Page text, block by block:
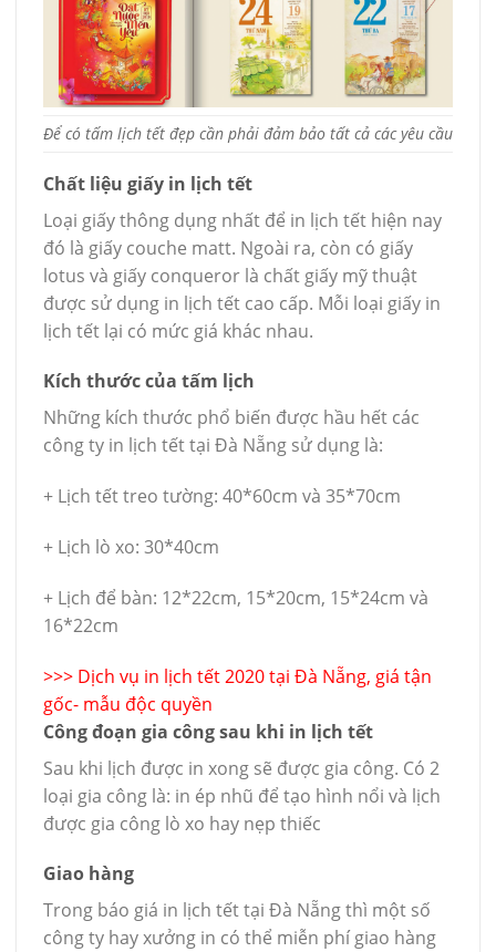
Để có tấm lịch tết đẹp cần phải đảm bảo tất cả các yêu cầu
Chất liệu giấy in lịch tết
Loại giấy thông dụng nhất để in lịch tết hiện nay
đó là giấy couche matt. Ngoài ra, còn có giấy
lotus và giấy conqueror là chất giấy mỹ thuật
được sử dụng in lịch tết cao cấp. Mỗi loại giấy in
lịch tết lại có mức giá khác nhau.
Kích thước của tấm lịch
Những kích thước phổ biến được hầu hết các
công ty in lịch tết tại Đà Nẵng sử dụng là:
+ Lịch tết treo tường: 40*60cm và 35*70cm
+ Lịch lò xo: 30*40cm
+ Lịch để bàn: 12*22cm, 15*20cm, 15*24cm và
16*22cm
>>> Dịch vụ in lịch tết 2020 tại Đà Nẵng, giá tận
gốc- mẫu độc quyền
Công đoạn gia công sau khi in lịch tết
Sau khi lịch được in xong sẽ được gia công. Có 2
loại gia công là: in ép nhũ để tạo hình nổi và lịch
được gia công lò xo hay nẹp thiếc
Giao hàng
Trong báo giá in lịch tết tại Đà Nẵng thì một số
công ty hay xưởng in có thể miễn phí giao hàng